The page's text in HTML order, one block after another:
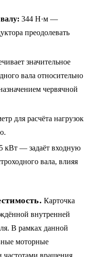
344 Н·м —
преодолевать
значительное
вала относительно
червячной
для расчёта нагрузок
кВт — задаёт входную
вала, влияя
Карточка
внутренней
В рамках данной
моторные
вращения